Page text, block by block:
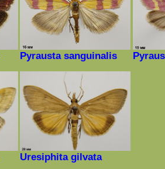
Pyrausta sanguinalis
Uresiphita gilvata